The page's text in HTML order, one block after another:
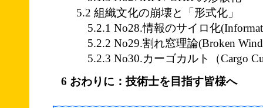
5.2 組織文化の崩壊と「形式化」
5.2.1 No28.情報のサイロ化
5.2.2 No29.割れ窓理論(Broken
5.2.3 No30.カーゴカルト（Cargo
6 おわりに：技術士を目指す皆様へ